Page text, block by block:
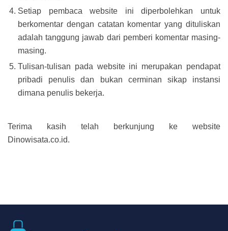
Setiap pembaca website ini diperbolehkan untuk
berkomentar dengan catatan komentar yang dituliskan
adalah tanggung jawab dari pemberi komentar masing-
masing.
Tulisan-tulisan pada website ini merupakan pendapat
pribadi penulis dan bukan cerminan sikap instansi
dimana penulis bekerja.
Terima kasih telah berkunjung ke website
Dinowisata.co.id.